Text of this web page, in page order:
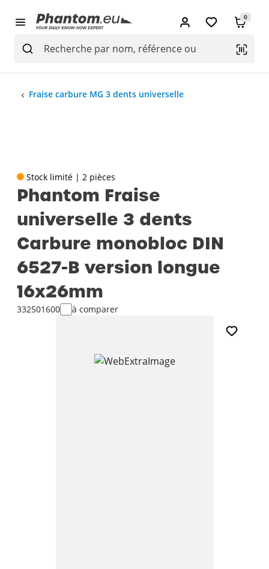
0
Fraise carbure MG 3 dents universelle
Stock limité | 2 pièces
Phantom Fraise
universelle 3 dents
Carbure monobloc DIN
6527-B version longue
16x26mm
332501600 à comparer